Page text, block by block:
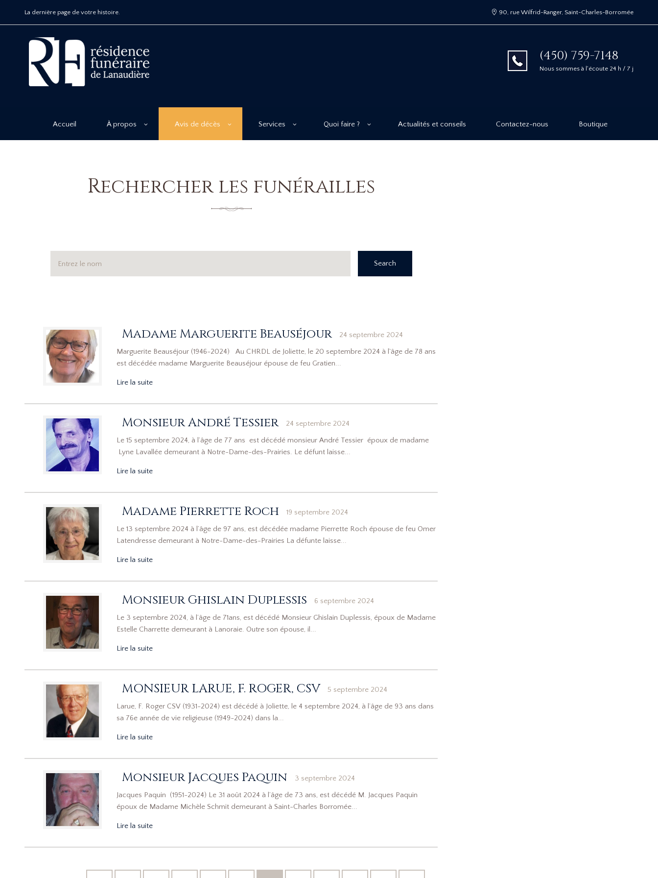
La dernière page de votre histoire. 90, rue Wilfrid-Ranger, Saint-Charles-Borromée
(450) 759-7148
Nous sommes à l'écoute 24 h / 7 j
Accueil À propos Avis de décès Services Quoi faire ? Actualités et conseils Contactez-nous Boutique
Rechercher les funérailles
Search
Madame Marguerite Beauséjour 24 septembre 2024
Marguerite Beauséjour (1946-2024) Au CHRDL de Joliette, le 20 septembre 2024 à l`âge de 78 ans
est décédée madame Marguerite Beauséjour épouse de feu Gratien...
Lire la suite
Monsieur André Tessier 24 septembre 2024
Le 15 septembre 2024, à l’âge de 77 ans est décédé monsieur André Tessier époux de madame
Lyne Lavallée demeurant à Notre-Dame-des-Prairies. Le défunt laisse...
Lire la suite
Madame Pierrette Roch 19 septembre 2024
Le 13 septembre 2024 à l’âge de 97 ans, est décédée madame Pierrette Roch épouse de feu Omer
Latendresse demeurant à Notre-Dame-des-Prairies La défunte laisse...
Lire la suite
Monsieur Ghislain Duplessis 6 septembre 2024
Le 3 septembre 2024, à l’âge de 71ans, est décédé Monsieur Ghislain Duplessis, époux de Madame
Estelle Charrette demeurant à Lanoraie. Outre son épouse, il...
Lire la suite
MONSIEUR LARUE, F. ROGER, CSV 5 septembre 2024
Larue, F. Roger CSV (1931-2024) est décédé à Joliette, le 4 septembre 2024, à l’âge de 93 ans dans
sa 76e année de vie religieuse (1949-2024) dans la...
Lire la suite
Monsieur Jacques Paquin 3 septembre 2024
Jacques Paquin (1951-2024) Le 31 août 2024 à l’âge de 73 ans, est décédé M. Jacques Paquin
époux de Madame Michèle Schmit demeurant à Saint-Charles Borromée...
Lire la suite